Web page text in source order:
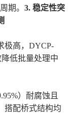
期。3. 稳定性突
极高，DYCP-
低批量处理中
）耐腐蚀且
搭配桥式结构均